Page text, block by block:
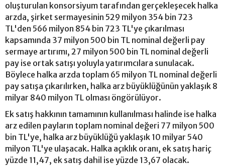
oluşturulan konsorsiyum tarafından gerçekleşecek halka
arzda, şirket sermayesinin 529 milyon 354 bin 723
TL'den 566 milyon 854 bin 723 TL'ye çıkarılması
kapsamında 37 milyon 500 bin TL nominal değerli pay
sermaye artırımı, 27 milyon 500 bin TL nominal değerli
pay ise ortak satışı yoluyla yatırımcılara sunulacak.
Böylece halka arzda toplam 65 milyon TL nominal değerli
pay satışa çıkarılırken, halka arz büyüklüğünün yaklaşık 8
milyar 840 milyon TL olması öngörülüyor.
Ek satış hakkının tamamının kullanılması halinde ise halka
arz edilen payların toplam nominal değeri 77 milyon 500
bin TL'ye, halka arz büyüklüğü yaklaşık 10 milyar 540
milyon TL'ye ulaşacak. Halka açıklık oranı, ek satış hariç
yüzde 11,47, ek satış dahil ise yüzde 13,67 olacak.